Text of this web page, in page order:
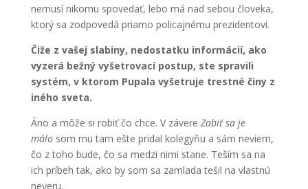
nemusí nikomu spovedať, lebo má nad sebou človeka,
ktorý sa zodpovedá priamo policajnému prezidentovi.
Čiže z vašej slabiny, nedostatku informácií, ako
vyzerá bežný vyšetrovací postup, ste spravili
systém, v ktorom Pupala vyšetruje trestné činy z
iného sveta.
Áno a môže si robiť čo chce. V závere Zabiť sa je
málosom mu tam ešte pridal kolegyňu a sám neviem,
čo z toho bude, čo sa medzi nimi stane. Teším sa na
ich príbeh tak, ako by som sa zamlada tešil na vlastnú
neveru.